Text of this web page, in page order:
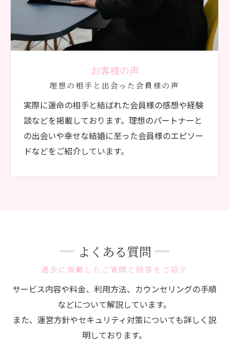
お客様の声
理想の相手と出会った会員様の声
実際に運命の相手と結ばれた会員様の感想や経験
談などを掲載しております。理想のパートナーと
の出会いや幸せな結婚に至った会員様のエピソー
ドなどをご紹介しています。
過去に頂戴したご質問と回答をご紹介
よくある質問
サービス内容や料金、利用方法、カウンセリングの手順
などについて解説しています。
また、運営方針やセキュリティ対策についても詳しく説
明しております。